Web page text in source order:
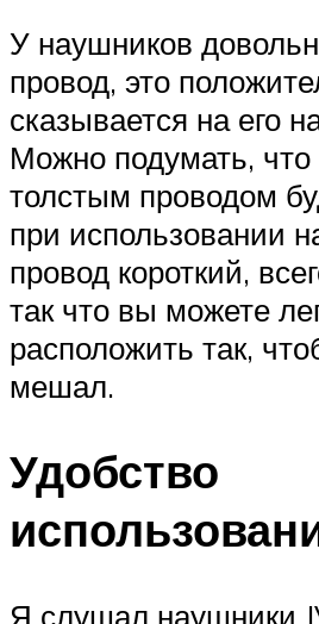
У наушников
провод, это
сказывается на его
Можно подумать,
толстым проводом
при использовании
провод короткий,
так что вы можете
расположить так,
мешал.
Удобство
Я слушал наушники